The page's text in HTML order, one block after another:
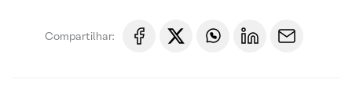
Compartilhar: